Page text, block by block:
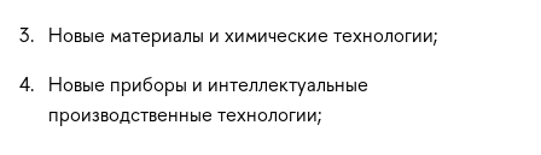
Новые материалы и химические технологии;
Новые приборы и интеллектуальные
производственные технологии;